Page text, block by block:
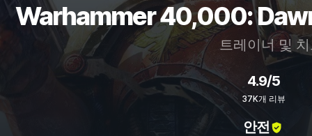
Warhammer 40,000:
트레이너 및
4.9/5
37K개 리뷰
안전